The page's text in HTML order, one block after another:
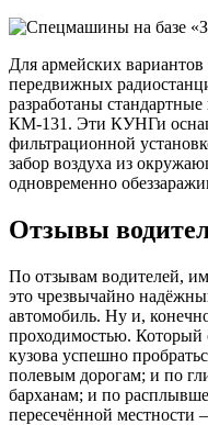
Для армейских
передвижных
разработаны
КМ-131. Эти КУНГи
фильтрационной
забор воздуха из
одновременно
Отзывы
По отзывам водителей,
это чрезвычайно
автомобиль. Ну и,
проходимостью. Который
кузова успешно
полевым дорогам; и по
барханам; и по
пересечённой местности